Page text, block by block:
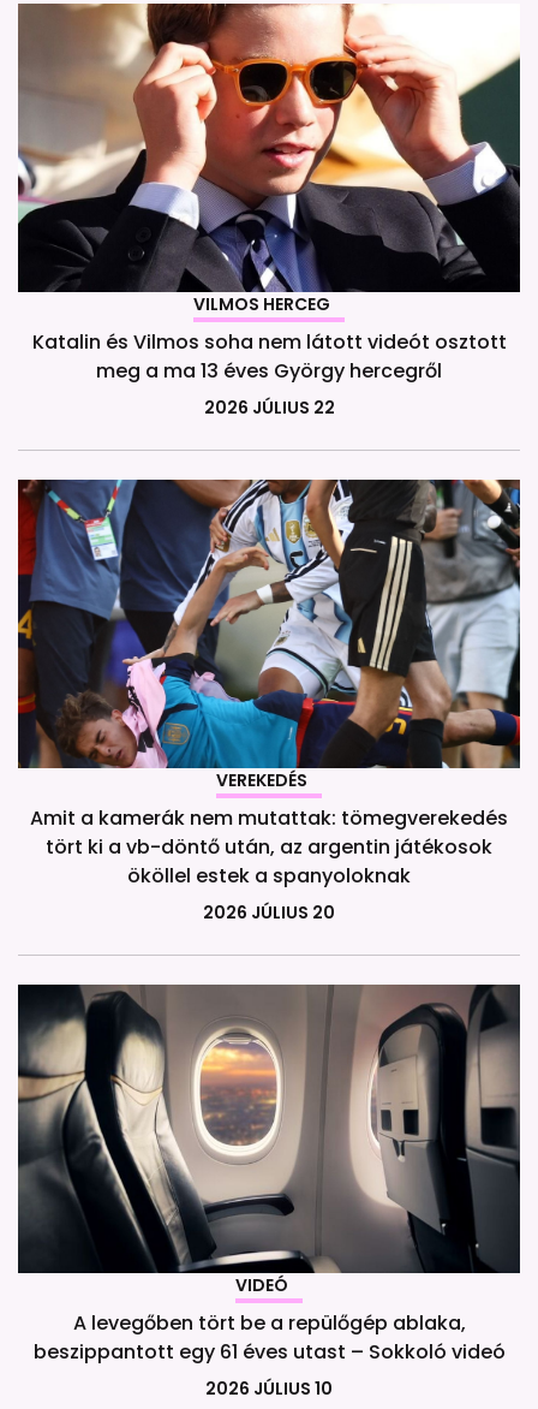
VILMOS HERCEG
Katalin és Vilmos soha nem látott videót osztott
meg a ma 13 éves György hercegről
2026 JÚLIUS 22
VEREKEDÉS
Amit a kamerák nem mutattak: tömegverekedés
tört ki a vb-döntő után, az argentin játékosok
ököllel estek a spanyoloknak
2026 JÚLIUS 20
VIDEÓ
A levegőben tört be a repülőgép ablaka,
beszippantott egy 61 éves utast – Sokkoló videó
2026 JÚLIUS 10